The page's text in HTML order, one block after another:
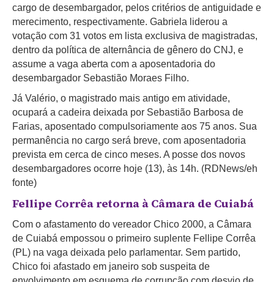
cargo de desembargador, pelos critérios de antiguidade e
merecimento, respectivamente. Gabriela liderou a
votação com 31 votos em lista exclusiva de magistradas,
dentro da política de alternância de gênero do CNJ, e
assume a vaga aberta com a aposentadoria do
desembargador Sebastião Moraes Filho.
Já Valério, o magistrado mais antigo em atividade,
ocupará a cadeira deixada por Sebastião Barbosa de
Farias, aposentado compulsoriamente aos 75 anos. Sua
permanência no cargo será breve, com aposentadoria
prevista em cerca de cinco meses. A posse dos novos
desembargadores ocorre hoje (13), às 14h. (RDNews/eh
fonte)
Fellipe Corrêa retorna à Câmara de Cuiabá
Com o afastamento do vereador Chico 2000, a Câmara
de Cuiabá empossou o primeiro suplente Fellipe Corrêa
(PL) na vaga deixada pelo parlamentar. Sem partido,
Chico foi afastado em janeiro sob suspeita de